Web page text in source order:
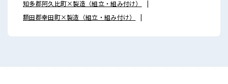
知多郡阿久比町×製造（組立・組み付け）
額田郡幸田町×製造（組立・組み付け）